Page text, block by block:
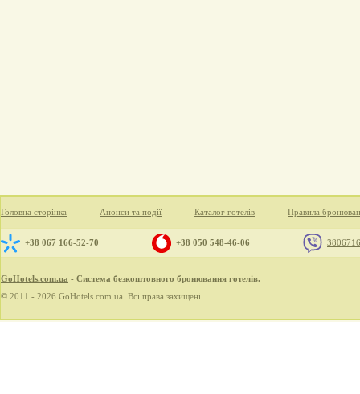
Головна сторінка Анонси та події Каталог готелів Правила
+38 067 166-52-70 +38 050 548-46-06
GoHotels.com.ua - Система безкоштовного бронювання готелів.
© 2011 - 2026 GoHotels.com.ua. Всі права захищені.